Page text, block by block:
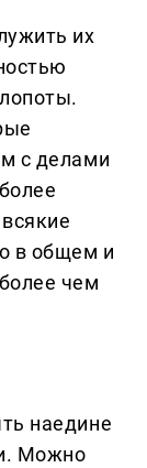
их
с делами
в общем и
чем
наедине
Можно